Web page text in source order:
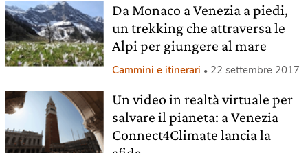
Da Monaco a Venezia a piedi,
un trekking che attraversa le
Alpi per giungere al mare
Cammini e itinerari 22 settembre 2017
Un video in realtà virtuale per
salvare il pianeta: a Venezia
Connect4Climate lancia la